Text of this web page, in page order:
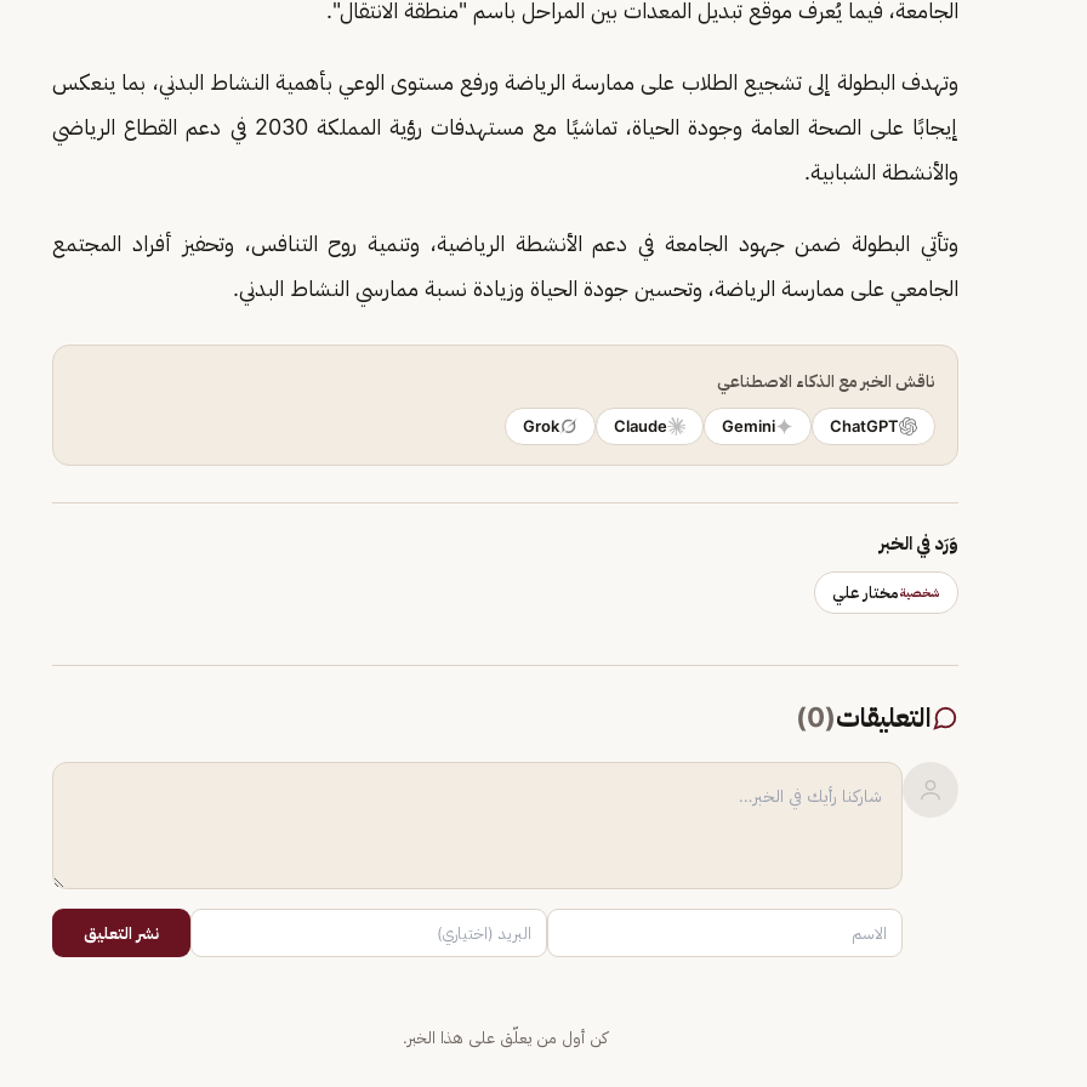
الجامعة، فيما يُعرف موقع تبديل المعدات بين المراحل باسم "منطقة الانتقال".
وتهدف البطولة إلى تشجيع الطلاب على ممارسة الرياضة ورفع مستوى الوعي بأهمية النشاط البدني، بما ينعكس
إيجابًا على الصحة العامة وجودة الحياة، تماشيًا مع مستهدفات رؤية المملكة 2030 في دعم القطاع الرياضي
والأنشطة الشبابية.
وتأتي البطولة ضمن جهود الجامعة في دعم الأنشطة الرياضية، وتنمية روح التنافس، وتحفيز أفراد المجتمع
الجامعي على ممارسة الرياضة، وتحسين جودة الحياة وزيادة نسبة ممارسي النشاط البدني.
ناقش الخبر مع الذكاء الاصطناعي
ChatGPT
Gemini
Claude
Grok
وَرَد في الخبر
شخصيةمختار علي
التعليقات(
0
)
نشر التعليق
كن أول من يعلّق على هذا الخبر.